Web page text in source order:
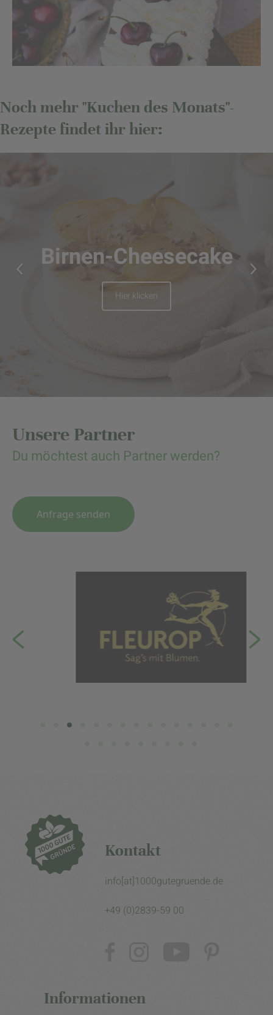
Noch mehr "Kuchen des Monats"-
Rezepte findet ihr hier:
Birnen-Cheesecake
Hier klicken
Unsere Partner
Du möchtest auch Partner werden?
Anfrage senden
Kontakt
info[at]1000gutegruende.de
+49 (0)2839-59 00
Informationen